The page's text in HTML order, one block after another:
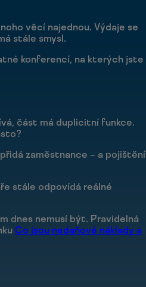
věcí najednou. Výdaje se
stále smysl.
konferencí, na kterých jste
část má duplicitní funkce.
zaměstnance – a pojištění
stále odpovídá reálné
dnes nemusí být. Pravidelná
Co jsou nedaňové náklady a